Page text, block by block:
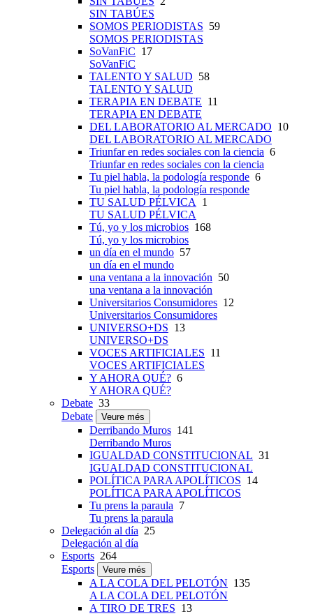
SIN TABÚES
SOMOS PERIODISTAS 59
SOMOS PERIODISTAS
SoVanFiC 17
SoVanFiC
TALENTO Y SALUD 58
TALENTO Y SALUD
TERAPIA EN DEBATE 11
TERAPIA EN DEBATE
DEL LABORATORIO AL MERCADO 10
DEL LABORATORIO AL MERCADO
Triunfar en redes sociales con la ciencia 6
Triunfar en redes sociales con la ciencia
Tu piel habla, la podología responde 6
Tu piel habla, la podología responde
TU SALUD PÉLVICA
1
TU SALUD PÉLVICA
Tú, yo y los microbios 168
Tú, yo y los microbios
un día en el mundo 57
un día en el mundo
una ventana a la innovación 50
una ventana a la innovación
Universitarios Consumidores 12
Universitarios Consumidores
UNIVERSO+DS 13
UNIVERSO+DS
VOCES ARTIFICIALES 11
VOCES ARTIFICIALES
Y AHORA QUÉ? 6
Y AHORA QUÉ?
Debate 33
Debate
Veure més
Derribando Muros 141
Derribando Muros
IGUALDAD CONSTITUCIONAL 31
IGUALDAD CONSTITUCIONAL
POLÍTICA PARA APOLÍTICOS 14
POLÍTICA PARA APOLÍTICOS
Tu prens la paraula 7
Tu prens la paraula
Delegación al día 25
Delegación al día
Esports 264
Esports
Veure més
A LA COLA DEL PELOTÓN 135
A LA COLA DEL PELOTÓN
A TIRO DE TRES 13